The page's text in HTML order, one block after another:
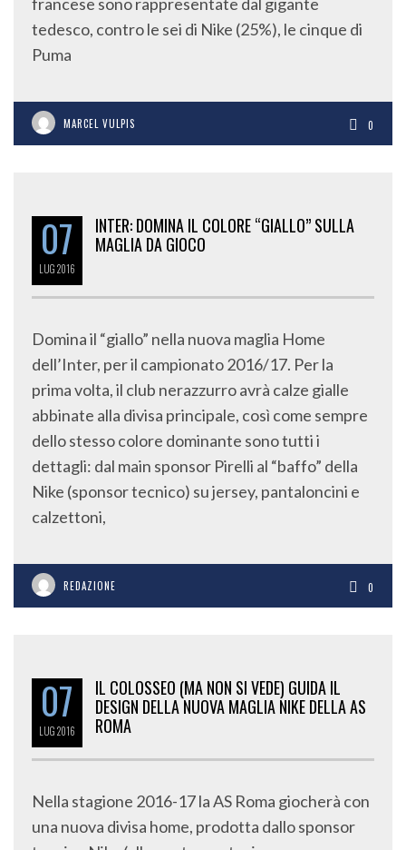
tedesco, contro le sei di Nike (25%), le cinque di
Puma
MARCEL VULPIS 0
07
LUG2016
INTER: DOMINA IL COLORE “GIALLO” SULLA
MAGLIA DA GIOCO
Domina il “giallo” nella nuova maglia Home
dell’Inter, per il campionato 2016/17. Per la
prima volta, il club nerazzurro avrà calze gialle
abbinate alla divisa principale, così come sempre
dello stesso colore dominante sono tutti i
dettagli: dal main sponsor Pirelli al “baffo” della
Nike (sponsor tecnico) su jersey, pantaloncini e
calzettoni,
REDAZIONE 0
07
LUG2016
IL COLOSSEO (MA NON SI VEDE) GUIDA IL
DESIGN DELLA NUOVA MAGLIA NIKE DELLA AS
ROMA
Nella stagione 2016-17 la AS Roma giocherà con
una nuova divisa home, prodotta dallo sponsor